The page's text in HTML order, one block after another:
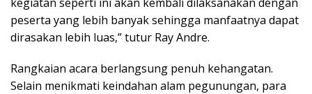
peserta yang lebih banyak sehingga manfaatnya dapat
dirasakan lebih luas,” tutur Ray Andre.
Rangkaian acara berlangsung penuh kehangatan.
Selain menikmati keindahan alam pegunungan, para